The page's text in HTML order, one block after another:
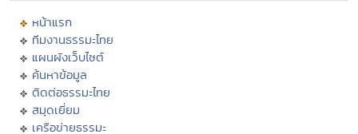
หน้าแรก
ทีมงานธรรมะไทย
แผนผังเว็บไซต์
ค้นหาข้อมูล
ติดต่อธรรมะไทย
สมุดเยี่ยม
เครือข่ายธรรมะ